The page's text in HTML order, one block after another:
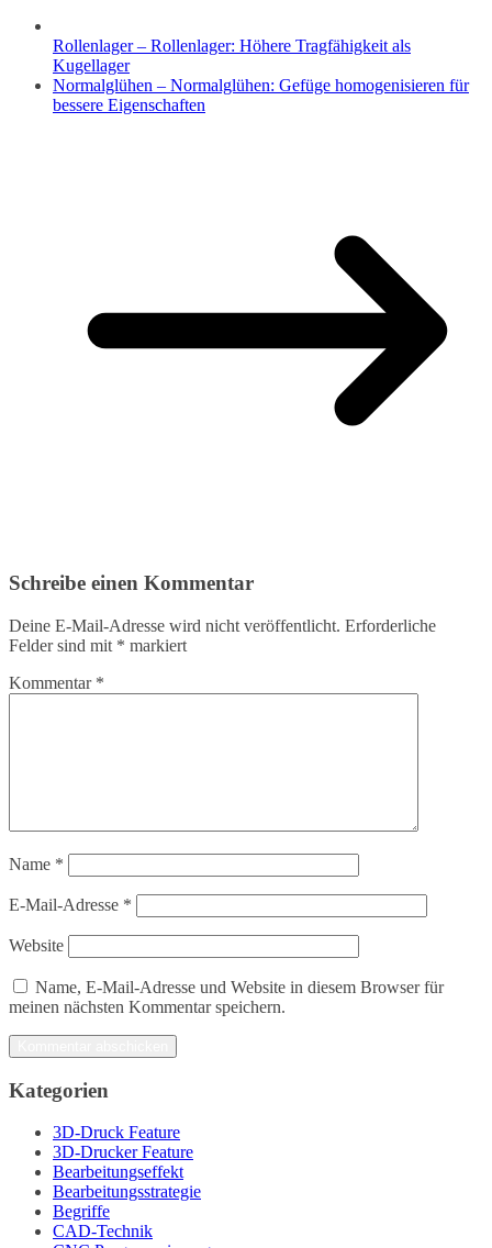
Rollenlager – Rollenlager: Höhere Tragfähigkeit als
Kugellager
Normalglühen – Normalglühen: Gefüge homogenisieren für
bessere Eigenschaften
Schreibe einen Kommentar
Deine E-Mail-Adresse wird nicht veröffentlicht. Erforderliche
Felder sind mit * markiert
Kommentar *
Name *
E-Mail-Adresse *
Website
Name, E-Mail-Adresse und Website in diesem Browser für
meinen nächsten Kommentar speichern.
Kategorien
3D-Druck Feature
3D-Drucker Feature
Bearbeitungseffekt
Bearbeitungsstrategie
Begriffe
CAD-Technik